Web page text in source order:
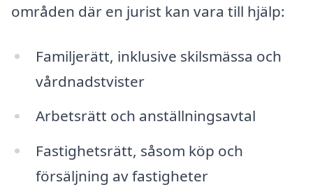
områden där en jurist kan vara till hjälp:
Familjerätt, inklusive skilsmässa och
vårdnadstvister
Arbetsrätt och anställningsavtal
Fastighetsrätt, såsom köp och
försäljning av fastigheter